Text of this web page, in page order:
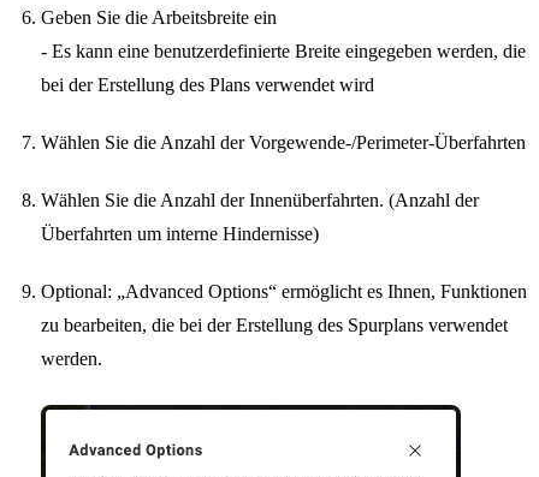
Geben Sie die Arbeitsbreite ein
- Es kann eine benutzerdefinierte Breite eingegeben werden, die
bei der Erstellung des Plans verwendet wird
Wählen Sie die Anzahl der Vorgewende-/Perimeter-Überfahrten
Wählen Sie die Anzahl der Innenüberfahrten. (Anzahl der
Überfahrten um interne Hindernisse)
Optional: „Advanced Options“ ermöglicht es Ihnen, Funktionen
zu bearbeiten, die bei der Erstellung des Spurplans verwendet
werden.